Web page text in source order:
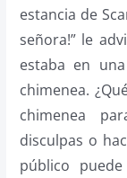
estancia de
señora!” le
estaba en
chimenea.
chimenea
disculpas o
público